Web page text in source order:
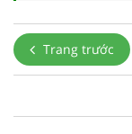
Trang trước